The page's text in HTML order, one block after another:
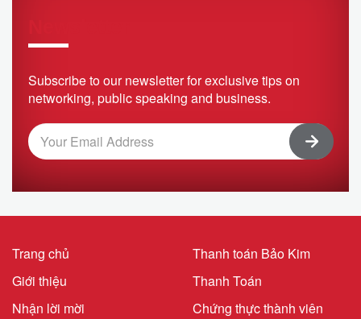
Subscribe to our newsletter for exclusive tips on
networking, public speaking and business.
Trang chủ
Giới thiệu
Nhận lời mời
Thanh toán Bảo Kim
Thanh Toán
Chứng thực thành viên